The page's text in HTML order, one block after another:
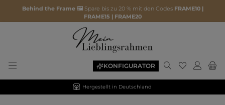
Behind the Frame 🖼️ Spare bis zu 20 % mit den Codes FRAME10 |
FRAME15 | FRAME20
KONFIGURATOR
Hergestellt in Deutschland